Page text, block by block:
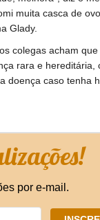
muita casca de
Glady.
colegas acham
rara e hereditária,
doença caso tenha
por e-mail.